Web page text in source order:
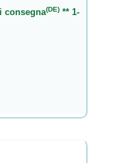
consegna(DE)** 1-